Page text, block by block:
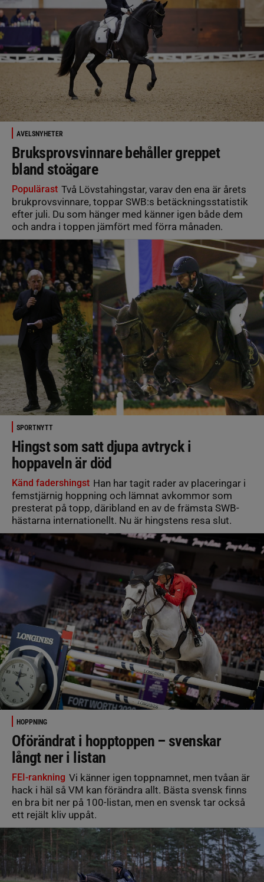
AVELSNYHETER
Bruksprovsvinnare behåller greppet
bland stoägare
Populärast Två Lövstahingstar, varav den ena är årets
brukprovsvinnare, toppar SWB:s betäckningsstatistik
efter juli. Du som hänger med känner igen både dem
och andra i toppen jämfört med förra månaden.
SPORTNYTT
Hingst som satt djupa avtryck i
hoppaveln är död
Känd fadershingst Han har tagit rader av placeringar i
femstjärnig hoppning och lämnat avkommor som
presterat på topp, däribland en av de främsta SWB-
hästarna internationellt. Nu är hingstens resa slut.
HOPPNING
Oförändrat i hopptoppen – svenskar
långt ner i listan
FEI-rankning Vi känner igen toppnamnet, men tvåan är
hack i häl så VM kan förändra allt. Bästa svensk finns
en bra bit ner på 100-listan, men en svensk tar också
ett rejält kliv uppåt.